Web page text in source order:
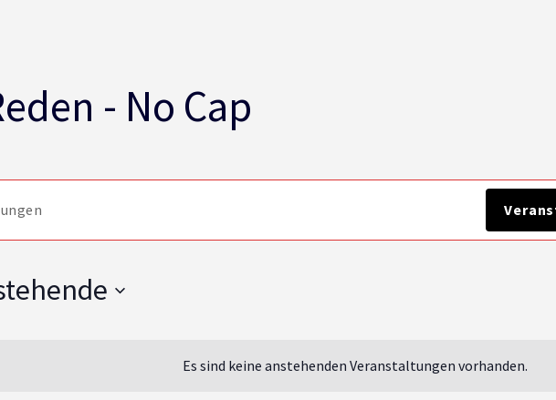
- No Cap
Es sind keine anstehenden Veranstaltungen vorhanden.